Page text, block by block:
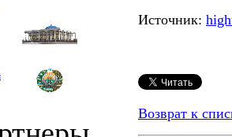
Источник:
Возврат к